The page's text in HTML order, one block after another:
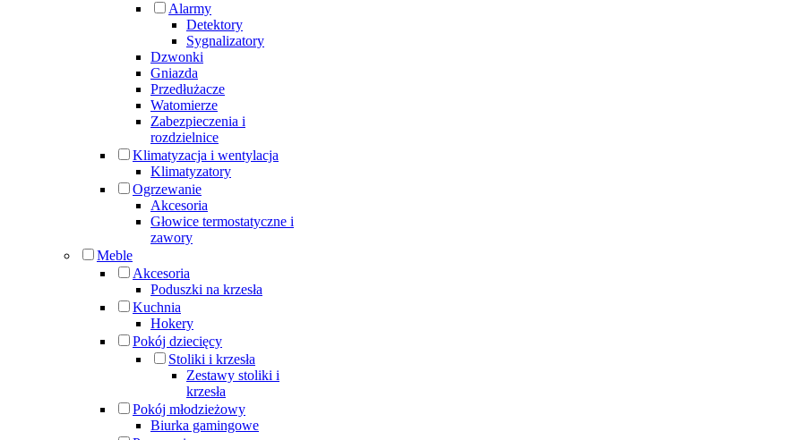
Alarmy
Detektory
Sygnalizatory
Dzwonki
Gniazda
Przedłużacze
Watomierze
Zabezpieczenia i
rozdzielnice
Klimatyzacja i wentylacja
Klimatyzatory
Ogrzewanie
Akcesoria
Głowice termostatyczne i
zawory
Meble
Akcesoria
Poduszki na krzesła
Kuchnia
Hokery
Pokój dziecięcy
Stoliki i krzesła
Zestawy stoliki i
krzesła
Pokój młodzieżowy
Biurka gamingowe